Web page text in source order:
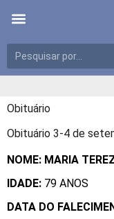
Obituário
Obituário 3-4 de
NOME: MARIA
IDADE: 79 ANOS
DATA DO